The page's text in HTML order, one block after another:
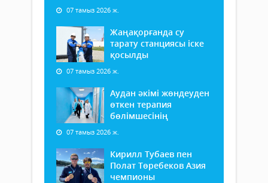
07 тамыз 2026 ж.
Жаңақорғанда су
тарату станциясы іске
қосылды
07 тамыз 2026 ж.
Аудан әкімі жөндеуден
өткен терапия
бөлімшесінің
07 тамыз 2026 ж.
Кирилл Тубаев пен
Полат Төребеков Азия
чемпионы